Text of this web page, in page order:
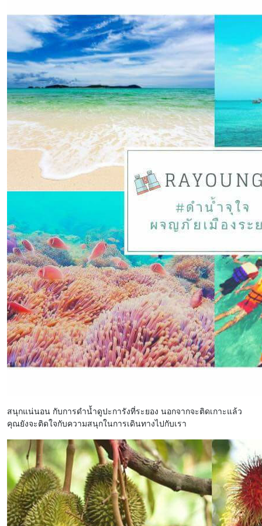
สนุกแน่นอน กับการดำน้ำดูปะการังที่ระยอง นอกจากจะติดเกาะแล้ว
คุณยังจะติดใจกับความสนุกในการเดินทางไปกับเรา